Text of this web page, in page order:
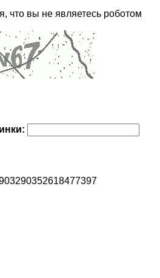
что вы не являетесь роботом